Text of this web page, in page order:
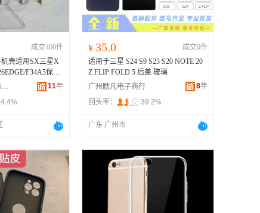
成交400件
壳适用SX三星X
F34A5保护
深圳市福田区鑫前进手机数码配件商行 11年
¥ 35.0
成交0件
适用于三星 S24 S9 S23 S20 NOTE 20
Z FLIP FOLD 5 后盖 玻璃
广州励凡电子商行
8年
回头率：
39.2%
广东 广州市